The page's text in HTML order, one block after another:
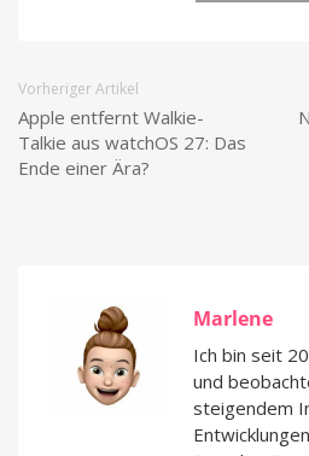
Vorheriger Artikel
Apple entfernt Walkie-
Talkie aus watchOS 27: Das
Ende einer Ära?
Marlene
Ich bin seit
und
steigendem